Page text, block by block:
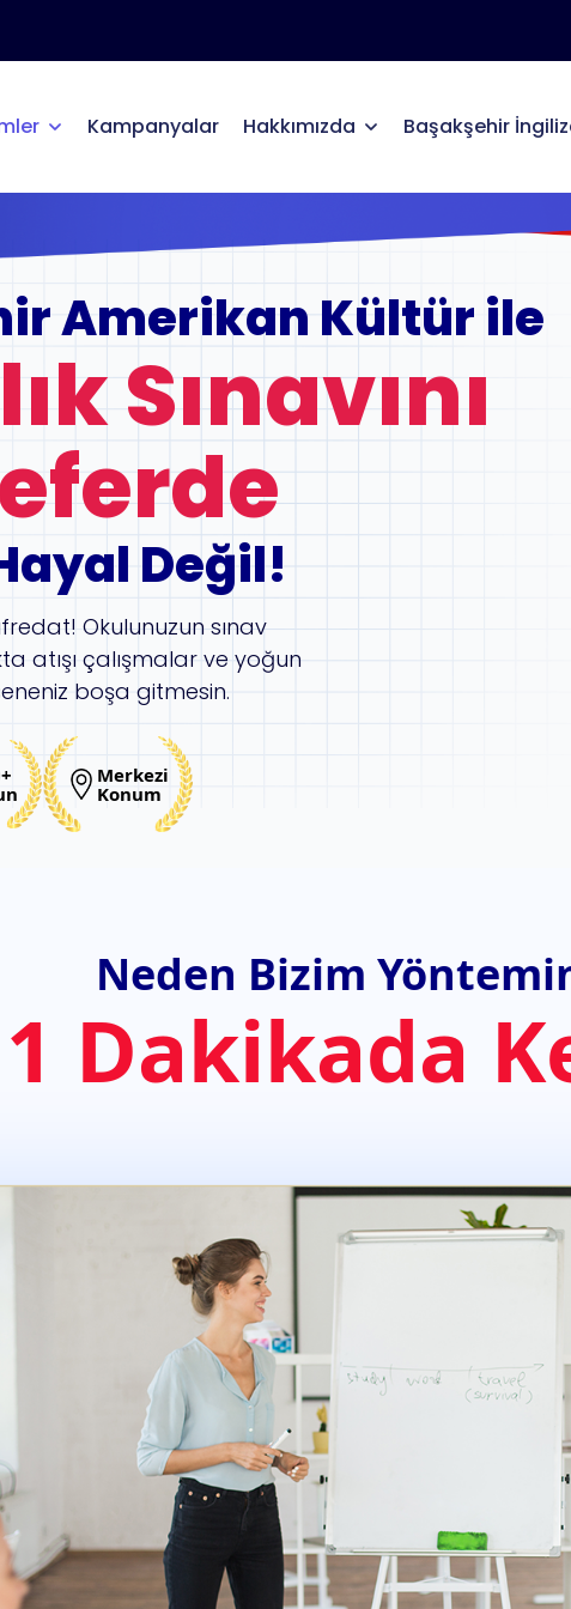
Kampanyalar Hakkımızda Başakşehir
Amerikan Kültür ile
Sınavını
Değil!
Okulunuzun sınav
atışı çalışmalar ve yoğun
boşa gitmesin.
Merkezi
Konum
Neden Bizim
1 Dakikada